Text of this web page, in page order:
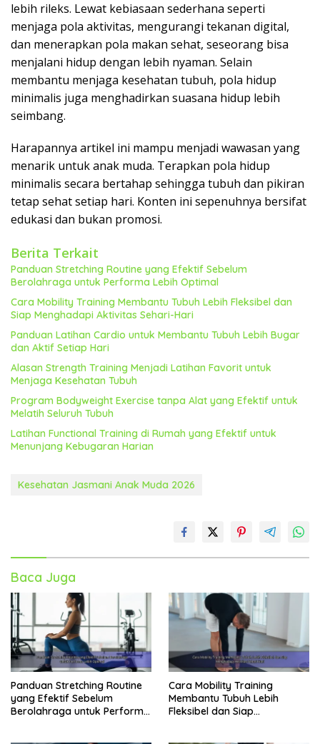
lebih rileks. Lewat kebiasaan sederhana seperti
menjaga pola aktivitas, mengurangi tekanan digital,
dan menerapkan pola makan sehat, seseorang bisa
menjalani hidup dengan lebih nyaman. Selain
membantu menjaga kesehatan tubuh, pola hidup
minimalis juga menghadirkan suasana hidup lebih
seimbang.
Harapannya artikel ini mampu menjadi wawasan yang
menarik untuk anak muda. Terapkan pola hidup
minimalis secara bertahap sehingga tubuh dan pikiran
tetap sehat setiap hari. Konten ini sepenuhnya bersifat
edukasi dan bukan promosi.
Berita Terkait
Panduan Stretching Routine yang Efektif Sebelum
Berolahraga untuk Performa Lebih Optimal
Cara Mobility Training Membantu Tubuh Lebih Fleksibel dan
Siap Menghadapi Aktivitas Sehari-Hari
Panduan Latihan Cardio untuk Membantu Tubuh Lebih Bugar
dan Aktif Setiap Hari
Alasan Strength Training Menjadi Latihan Favorit untuk
Menjaga Kesehatan Tubuh
Program Bodyweight Exercise tanpa Alat yang Efektif untuk
Melatih Seluruh Tubuh
Latihan Functional Training di Rumah yang Efektif untuk
Menunjang Kebugaran Harian
Kesehatan Jasmani Anak Muda 2026
Baca Juga
Panduan Stretching Routine
yang Efektif Sebelum
Berolahraga untuk Performa
Cara Mobility Training
Membantu Tubuh Lebih
Fleksibel dan Siap